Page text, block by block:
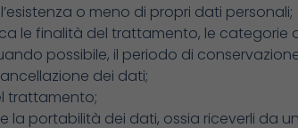
o meno di propri dati personali;
le finalità del trattamento, le
possibile, il periodo di
dei dati;
trattamento;
la portabilità dei dati, ossia riceverli da